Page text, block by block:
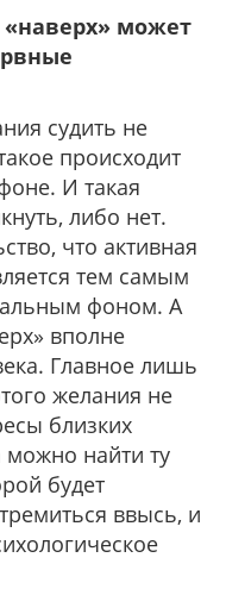
«наверх» может
судить не
происходит
И такая
либо нет.
что активная
тем самым
фоном. А
вполне
Главное лишь
желания не
близких
найти ту
будет
ввысь, и